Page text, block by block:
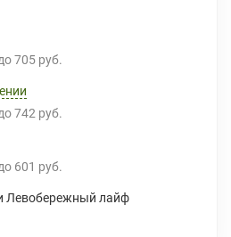
705 руб.
742 руб.
601 руб.
Левобережный лайф